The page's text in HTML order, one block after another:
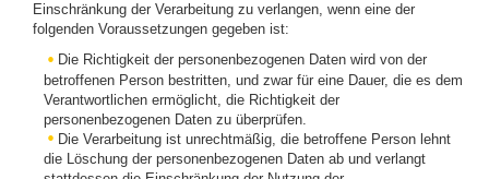
Einschränkung der Verarbeitung zu verlangen, wenn eine der
folgenden Voraussetzungen gegeben ist:
Die Richtigkeit der personenbezogenen Daten wird von der
betroffenen Person bestritten, und zwar für eine Dauer, die es dem
Verantwortlichen ermöglicht, die Richtigkeit der
personenbezogenen Daten zu überprüfen.
Die Verarbeitung ist unrechtmäßig, die betroffene Person lehnt
die Löschung der personenbezogenen Daten ab und verlangt